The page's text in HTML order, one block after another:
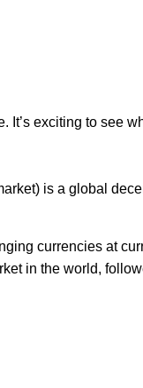
exciting to see
is a global
currencies at
in the world,